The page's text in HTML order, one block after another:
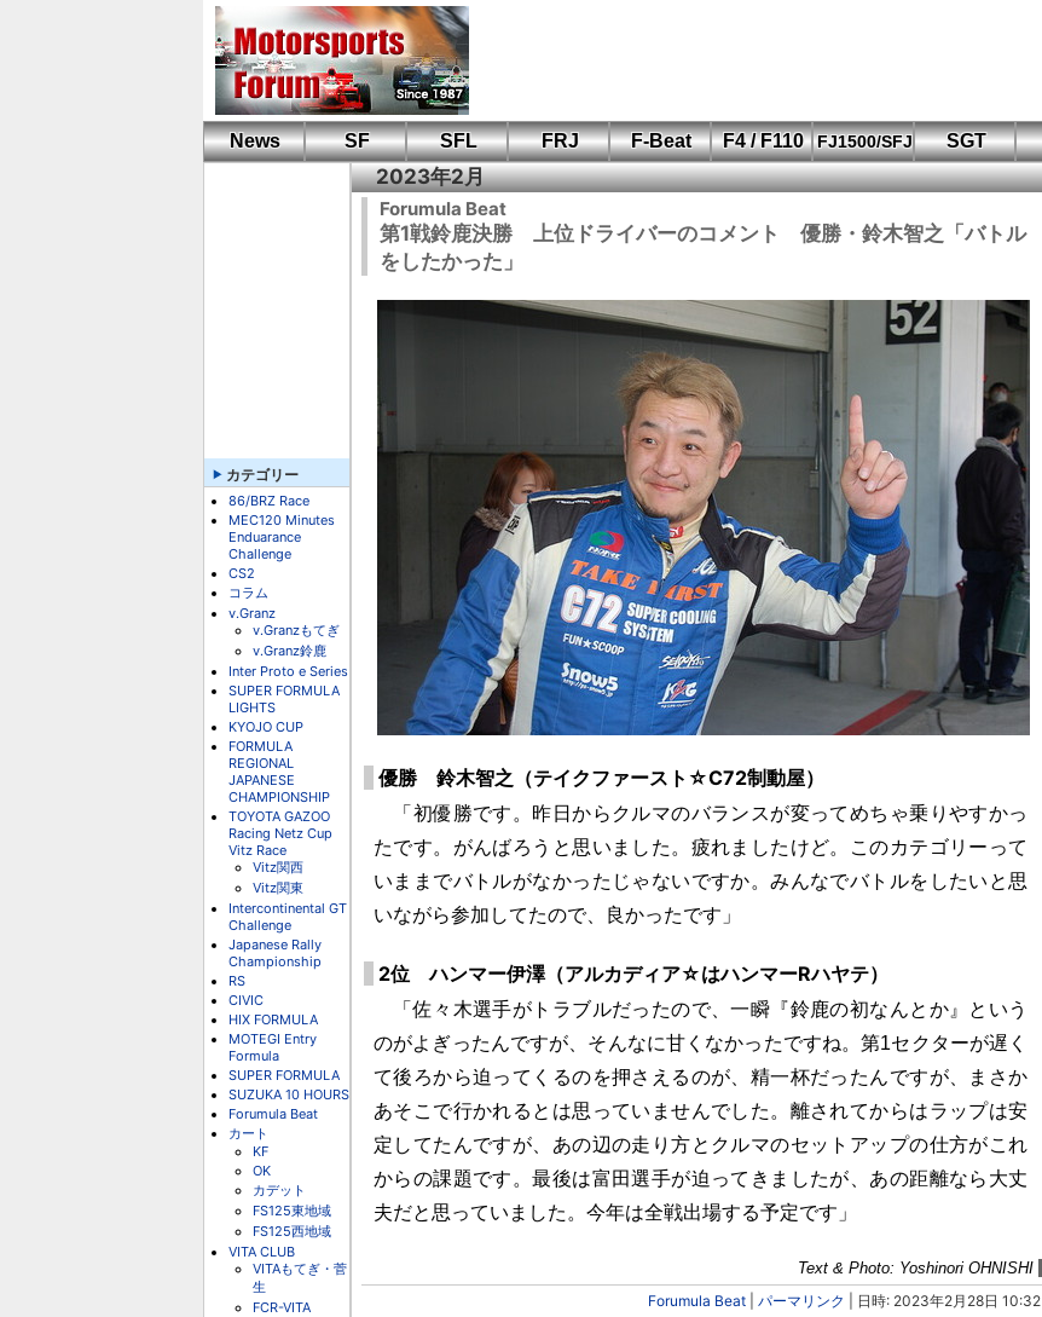
News SF SFL FRJ F-Beat
F4 / F110
FIA-F4
F110 CUP
FJ1500/SFJ
鈴鹿・岡山
もてぎ・菅生
筑波・冨士
Aポリス
SFJ D-Cup
SFJ日本一
SGT
カテゴリー
86/BRZ Race
MEC120 Minutes
Enduarance
Challenge
CS2
コラム
v.Granz
v.Granzもてぎ
v.Granz鈴鹿
Inter Proto e Series
SUPER FORMULA
LIGHTS
KYOJO CUP
FORMULA
REGIONAL
JAPANESE
CHAMPIONSHIP
TOYOTA GAZOO
Racing Netz Cup
Vitz Race
Vitz関西
Vitz関東
Intercontinental GT
Challenge
Japanese Rally
Championship
RS
CIVIC
HIX FORMULA
MOTEGI Entry
Formula
SUPER FORMULA
SUZUKA 10 HOURS
Forumula Beat
カート
KF
OK
カデット
FS125東地域
FS125西地域
VITA CLUB
VITAもてぎ・菅
生
FCR-VITA
2023年2月
Forumula Beat
第1戦鈴鹿決勝 上位ドライバーのコメント 優勝・鈴木智之「バトル
をしたかった」
優勝 鈴木智之（テイクファースト☆C72制動屋）
「初優勝です。昨日からクルマのバランスが変ってめちゃ乗りやすかっ
たです。がんばろうと思いました。疲れましたけど。このカテゴリーって
いままでバトルがなかったじゃないですか。みんなでバトルをしたいと思
いながら参加してたので、良かったです」
2位 ハンマー伊澤（アルカディア☆はハンマーRハヤテ）
「佐々木選手がトラブルだったので、一瞬『鈴鹿の初なんとか』という
のがよぎったんですが、そんなに甘くなかったですね。第1セクターが遅く
て後ろから迫ってくるのを押さえるのが、精一杯だったんですが、まさか
あそこで行かれるとは思っていませんでした。離されてからはラップは安
定してたんですが、あの辺の走り方とクルマのセットアップの仕方がこれ
からの課題です。最後は富田選手が迫ってきましたが、あの距離なら大丈
夫だと思っていました。今年は全戦出場する予定です」
Text & Photo: Yoshinori OHNISHI
Forumula Beat
パーマリンク | 日時: 2023年2月28日 10:32